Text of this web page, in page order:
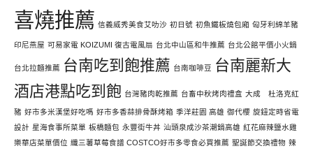
喜燒推薦 信義威秀美食艾叻沙 初日號 初魚鐵板燒包廂 匈牙利綿羊豬
印尼燕屋 可易家電 KOIZUMI 復古電風扇 台北中山區和牛推薦 台北公館平價小火鍋
台北拉麵推薦 台南吃到飽推薦 台南咖啡豆
台南麗新大
酒店港點吃到飽 台灣豬肉乾推薦 台畜中秋烤肉禮盒 大成 杜洛克紅
豬 好市多米漢堡好吃嗎 好市多香蒜排骨酥烤箱 季洋莊園 高雄 御代櫻 旋鈕定時省電
設計 星海食事所菜單 板橋麵包 永豐街牛丼 汕頭泉成沙茶潮鍋高雄 紅花麻辣鹽水雞
樂華店菜單價位 纖三薯草莓食譜 COSTCO好市多零食必買推薦 聖誕節交換禮物 辣